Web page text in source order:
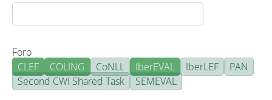
Foro
CLEF
COLING CoNLL IberEVAL IberLEF
PAN
Second CWI Shared Task
SEMEVAL